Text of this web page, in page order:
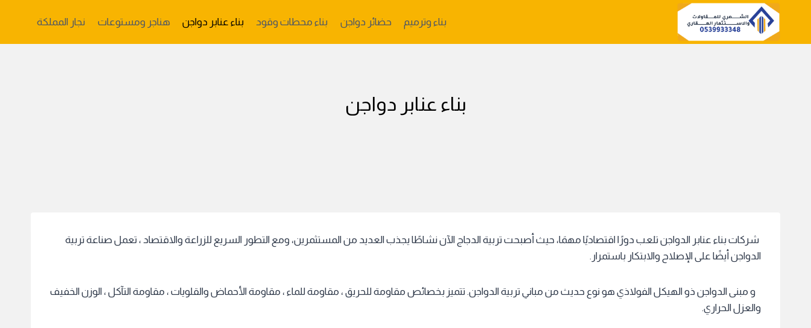
بناء وترميم حضائر دواجن بناء محطات وقود بناء عنابر دواجن هناجر ومستوعات نجار المملكة
بناء عنابر دواجن
شركات بناء عنابر الدواجن تلعب دورًا اقتصاديًا مهمَا، حيث أصبحت تربية الدجاج الآن نشاطًا يجذب العديد من المستثمرين، ومع التطور السريع للزراعة والاقتصاد ، تعمل صناعة تربية
الدواجن أيضًا على الإصلاح والابتكار باستمرار.
و مبنى الدواجن ذو الهيكل الفولاذي هو نوع حديث من مباني تربية الدواجن. تتميز بخصائص مقاومة للحريق ، مقاومة للماء ، مقاومة الأحماض والقلويات ، مقاومة التآكل ، الوزن الخفيف
والعزل الحراري.